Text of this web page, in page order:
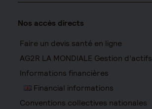
Nos accès directs
Faire un devis santé en ligne
AG2R LA MONDIALE Gestion d’actifs
Informations financières
Financial informations
Conventions collectives nationales